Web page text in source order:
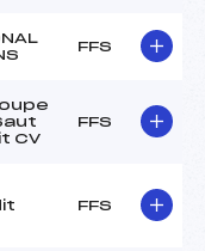
FFS
CV
FFS
FFS